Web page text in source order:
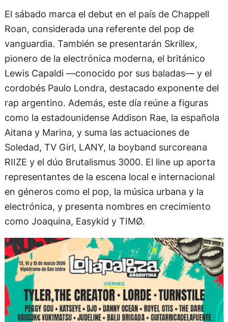
El sábado marca el debut en el país de Chappell
Roan, considerada una referente del pop de
vanguardia. También se presentarán Skrillex,
pionero de la electrónica moderna, el británico
Lewis Capaldi —conocido por sus baladas— y el
cordobés Paulo Londra, destacado exponente del
rap argentino. Además, este día reúne a figuras
como la estadounidense Addison Rae, la española
Aitana y Marina, y suma las actuaciones de
Soledad, TV Girl, LANY, la boyband surcoreana
RIIZE y el dúo Brutalismus 3000. El line up aporta
representantes de la escena local e internacional
en géneros como el pop, la música urbana y la
electrónica, y presenta nombres en crecimiento
como Joaquina, Easykid y TIMØ.